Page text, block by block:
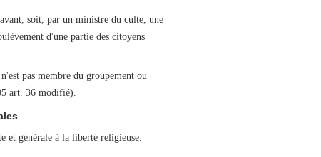
soit, par un ministre du culte, une
d'une partie des citoyens
pas membre du groupement ou
art. 36 modifié).
et générale à la liberté religieuse.